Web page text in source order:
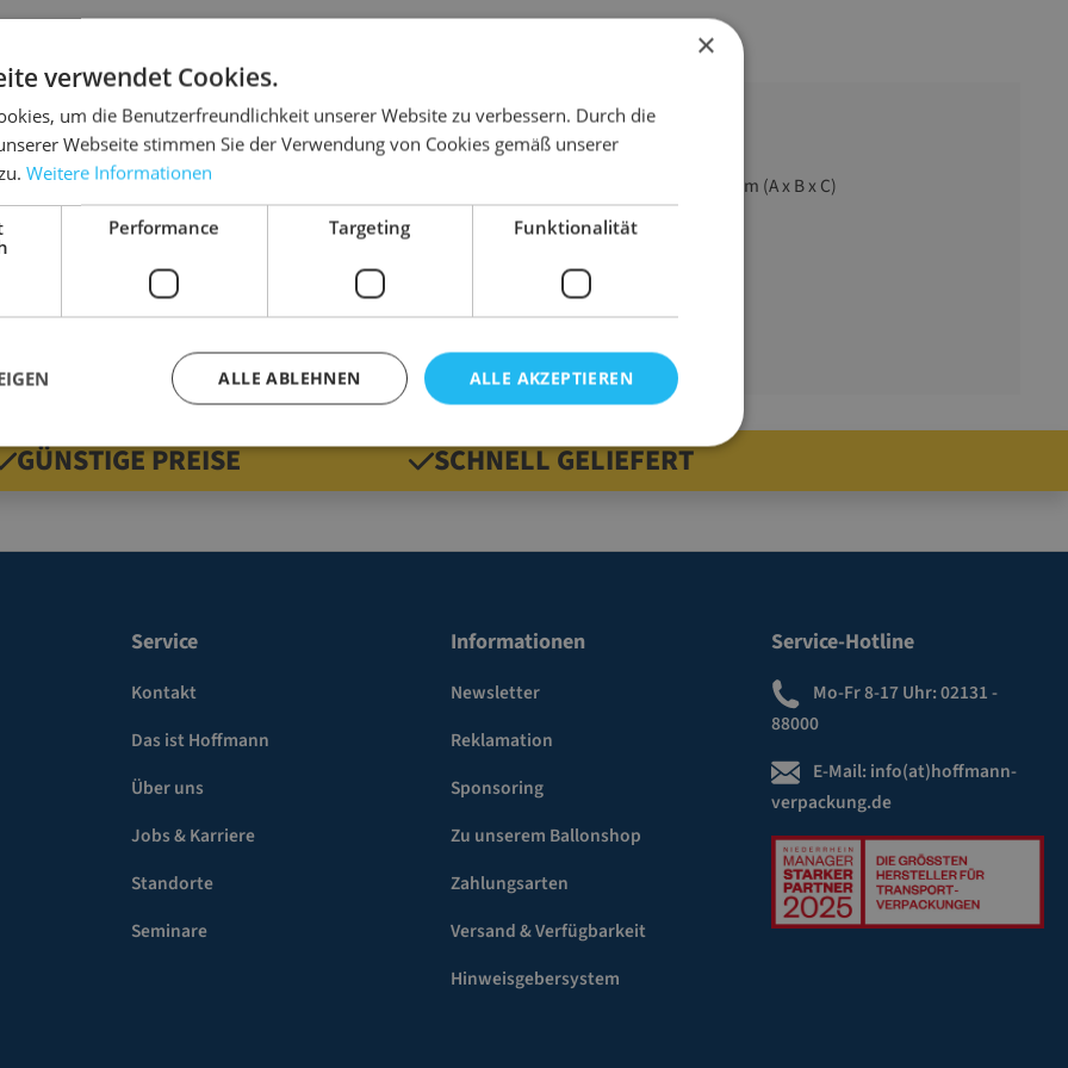
Packgut aufbringen
B. von Stretchautomaten oder in Kartonagen
Details
50 mm x 50 mm x 6 mm (A x B x C)
Kantenschutz
NOMAPACK
GÜNSTIGE PREISE SCHNELL GELIEFERT
Service
Kontakt
Das ist Hoffmann
Über uns
Jobs & Karriere
Standorte
Seminare
Informationen
Newsletter
Reklamation
Sponsoring
Zu unserem Ballonshop
Zahlungsarten
Versand & Verfügbarkeit
Hinweisgebersystem
Service-Hotline
Mo-Fr 8-17 Uhr:02131 -
88000
E-Mail: info(at)hoffmann-
verpackung.de
×
verwendet Cookies.
um die Benutzerfreundlichkeit unserer Website zu verbessern. Durch die
Webseite stimmen Sie der Verwendung von Cookies gemäß unserer
Weitere Informationen
Performance Targeting Funktionalität
ALLE AKZEPTIEREN
ALLE ABLEHNEN